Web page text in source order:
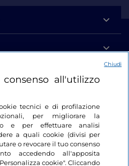
all'utilizzo
tecnici e di profilazione
per migliorare la
e per effettuare analisi
a quali cookie (divisi per
o revocare il tuo consenso
accedendo all'apposita
cookie". Cliccando
Chiudi